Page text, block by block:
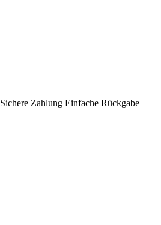
Sichere Zahlung Einfache Rückgabe